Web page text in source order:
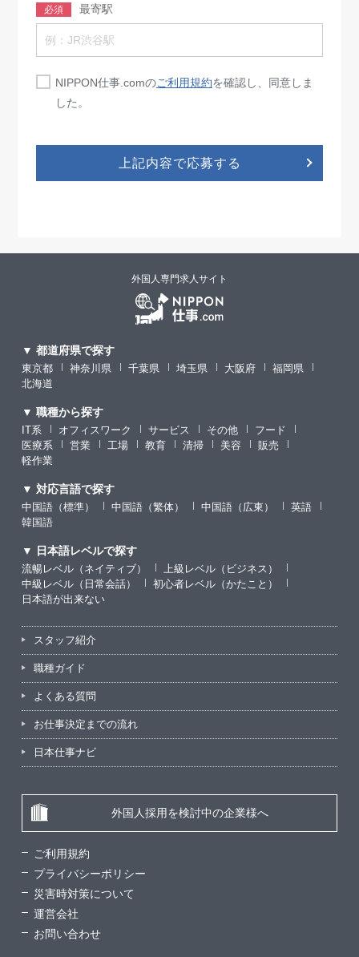
必須 最寄駅
NIPPON仕事.comのご利用規約を確認し、同意しま
した。
上記内容で応募する
外国人専門求人サイト
▼ 都道府県で探す
東京都 神奈川県 千葉県 埼玉県 大阪府
福岡県
北海道
▼ 職種から探す
IT系 オフィスワーク サービス その他
フード
医療系
営業 工場 教育 清掃 美容
販売
軽作業
▼ 対応言語で探す
中国語（標準） 中国語（繁体） 中国語（広東）
英語
韓国語
▼ 日本語レベルで探す
流暢レベル（ネイティブ）
上級レベル（ビジネス）
中級レベル（日常会話）
初心者レベル（かたこと）
日本語が出来ない
スタッフ紹介
職種ガイド
よくある質問
お仕事決定までの流れ
日本仕事ナビ
外国人採用を検討中の企業様へ
ご利用規約
プライバシーポリシー
災害時対策について
運営会社
お問い合わせ